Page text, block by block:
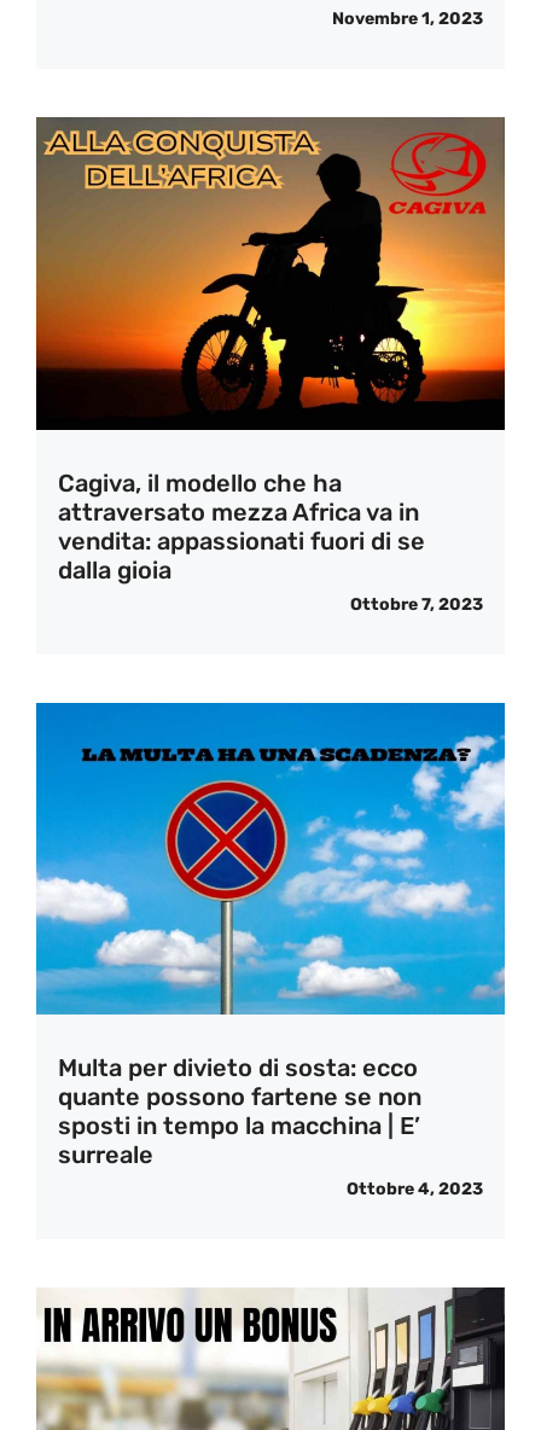
Novembre 1, 2023
Cagiva, il modello che ha
attraversato mezza Africa va in
vendita: appassionati fuori di se
dalla gioia
Ottobre 7, 2023
Multa per divieto di sosta: ecco
quante possono fartene se non
sposti in tempo la macchina | E’
surreale
Ottobre 4, 2023